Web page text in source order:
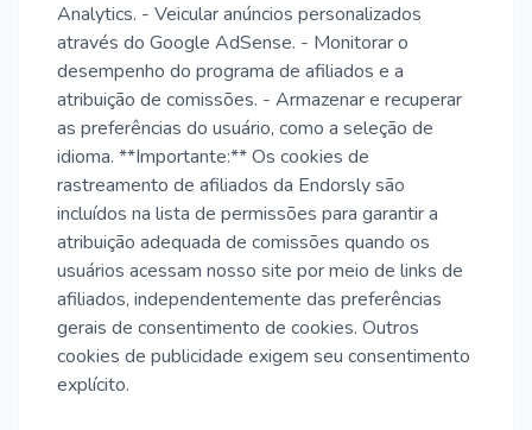
Analytics. - Veicular anúncios personalizados
através do Google AdSense. - Monitorar o
desempenho do programa de afiliados e a
atribuição de comissões. - Armazenar e recuperar
as preferências do usuário, como a seleção de
idioma. **Importante:** Os cookies de
rastreamento de afiliados da Endorsly são
incluídos na lista de permissões para garantir a
atribuição adequada de comissões quando os
usuários acessam nosso site por meio de links de
afiliados, independentemente das preferências
gerais de consentimento de cookies. Outros
cookies de publicidade exigem seu consentimento
explícito.